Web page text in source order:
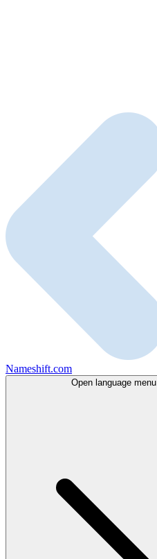
Nameshift.com
Open language menu